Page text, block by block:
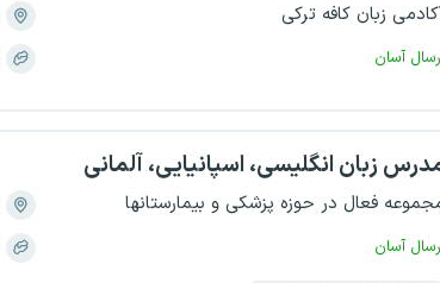
زبان کافه ترکی
آسان
زبان انگلیسی، اسپانیایی، آلمانی
فعال در حوزه پزشکی و بیمارستانها
آسان